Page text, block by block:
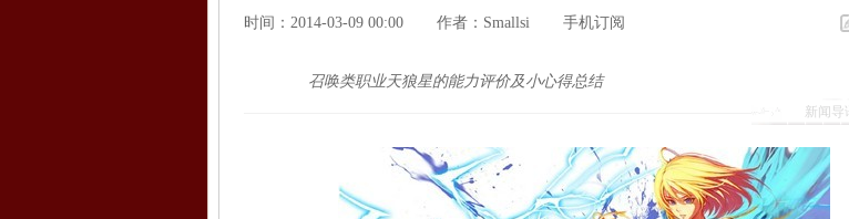
时间：2014-03-09 00:00 作者： Smallsi 手机订阅
新闻导
召唤类职业天狼星的能力评价及小心得总结